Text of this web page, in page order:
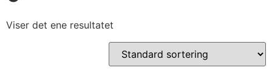
Viser det ene resultatet